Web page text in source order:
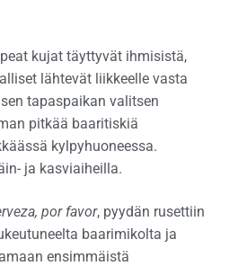
kujat täyttyvät ihmisistä,
lähtevät liikkeelle vasta
tapaspaikan valitsen
pitkää baaritiskiä
kylpyhuoneessa.
ja kasviaiheilla.
por favor, pyydän rusettiin
baarimikolta ja
ensimmäistä